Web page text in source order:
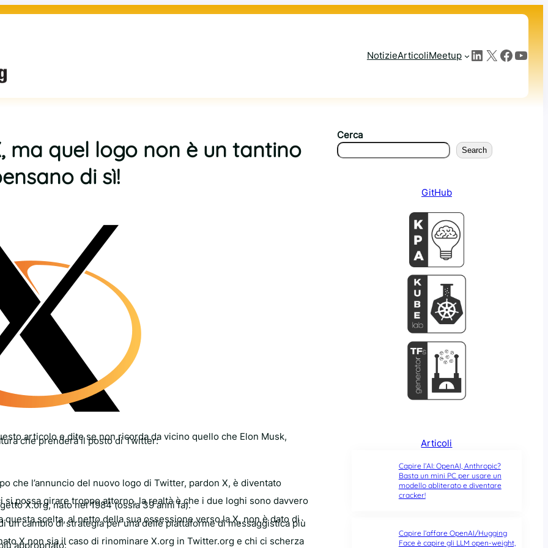
NotizieArticoliMeetup LinkedIn X Facebook YouTube
ma quel logo non è un tantino
di sì!
articolo e dite se non ricorda da vicino quello che Elon Musk,
che prenderà il posto di Twitter:
che l’annuncio del nuovo logo di Twitter, pardon X, è diventato
possa girare troppo attorno, la realtà è che i due loghi sono davvero
X.org, nato nel 1984 (ossia 39 anni fa).
scelta, al netto della sua ossessione verso la X, non è dato di
cambio di strategia per una delle piattaforme di messaggistica più
X non sia il caso di rinominare X.org in Twitter.org e chi ci scherza
appropriato:
Cerca
Search
GitHub
Articoli
Capire l’AI: OpenAI, Anthropic?
Basta un mini PC per usare un
modello abliterato e diventare
cracker!
Capire l’affare OpenAI/Hugging
Face è capire gli LLM open-weight,